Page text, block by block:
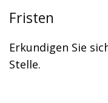
Fristen
Erkundigen Sie
Stelle.